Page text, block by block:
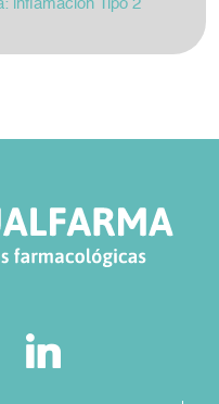
inflamación Tipo 2